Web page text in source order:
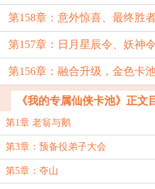
第158章：意外惊喜、最终胜
第157章：日月星辰令、妖神
第156章：融合升级，金色卡
《我的专属仙侠卡池》正文
第1章 老翁与鹅
第3章：预备役弟子大会
第5章：夺山